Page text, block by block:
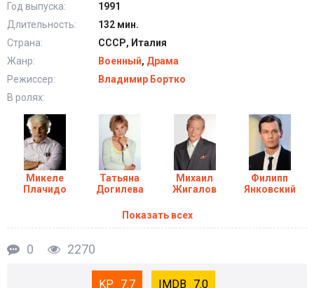
Год выпуска:
1991
Длительность:
132 мин.
Страна:
СССР, Италия
Жанр:
Военный, Драма
Режиссер:
Владимир Бортко
В ролях:
Микеле
Плачидо
Татьяна
Догилева
Михаил
Жигалов
Филипп
Янковский
Показать всех
0 2270
7.7 7.0